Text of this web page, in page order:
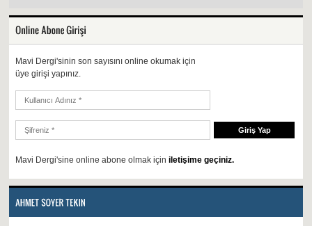
Mavi Dergi'sinin son sayısını online okumak için
üye girişi yapınız.
Mavi Dergi'sine online abone olmak için iletişime geçiniz.